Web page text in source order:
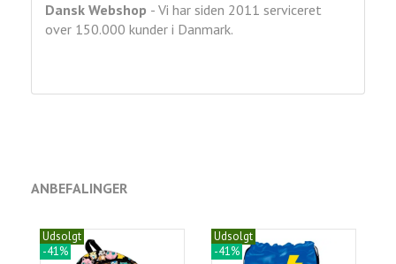
Dansk Webshop - Vi har siden 2011 serviceret
over 150.000 kunder i Danmark.
ANBEFALINGER
Udsolgt
-41%
Udsolgt
-41%